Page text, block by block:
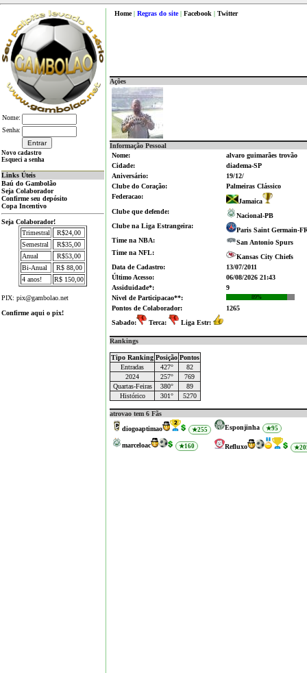
Nome:
Senha:
Novo cadastro
Esqueci a senha
Links Úteis
Baú do Gambolão
Seja Colaborador
Confirme seu depósito
Copa Incentivo
Seja Colaborador!
Trimestral
R$24,00
Semestral
R$35,00
Anual
R$53,00
Bi-Anual
R$ 88,00
4 anos!
R$ 150,00
PIX: pix@gambolao.net
Confirme aqui o pix!
Home| Regras do site| Facebook | Twitter
Ações
Informação Pessoal
Nome:
alvaro guimarães trovão
Cidade:
diadema-SP
Aniversário:
19/12/
Clube do Coração:
Palmeiras Clássico
Federacao:
Jamaica
Clube que defende:
Nacional-PB
Clube na Liga Estrangeira:
Paris Saint Germain-
Time na NBA:
San Antonio Spurs
Time na NFL:
Kansas City Chiefs
Data de Cadastro:
13/07/2011
Último Acesso:
06/08/2026 21:43
Assiduidade*:
9
Nivel de Participacao**:
89%
Pontos de Colaborador:
1265
Sabado:
Terca: Liga Estr:
Rankings
Tipo Ranking Posição Pontos
Entradas
427°
82
2024
257°
769
Quartas-Feiras
380°
89
Histórico
301° 5270
atrovao tem 6 Fãs
diogoaptimao
★255 Esponjinha ★95
marceloac ★160 Refluxo